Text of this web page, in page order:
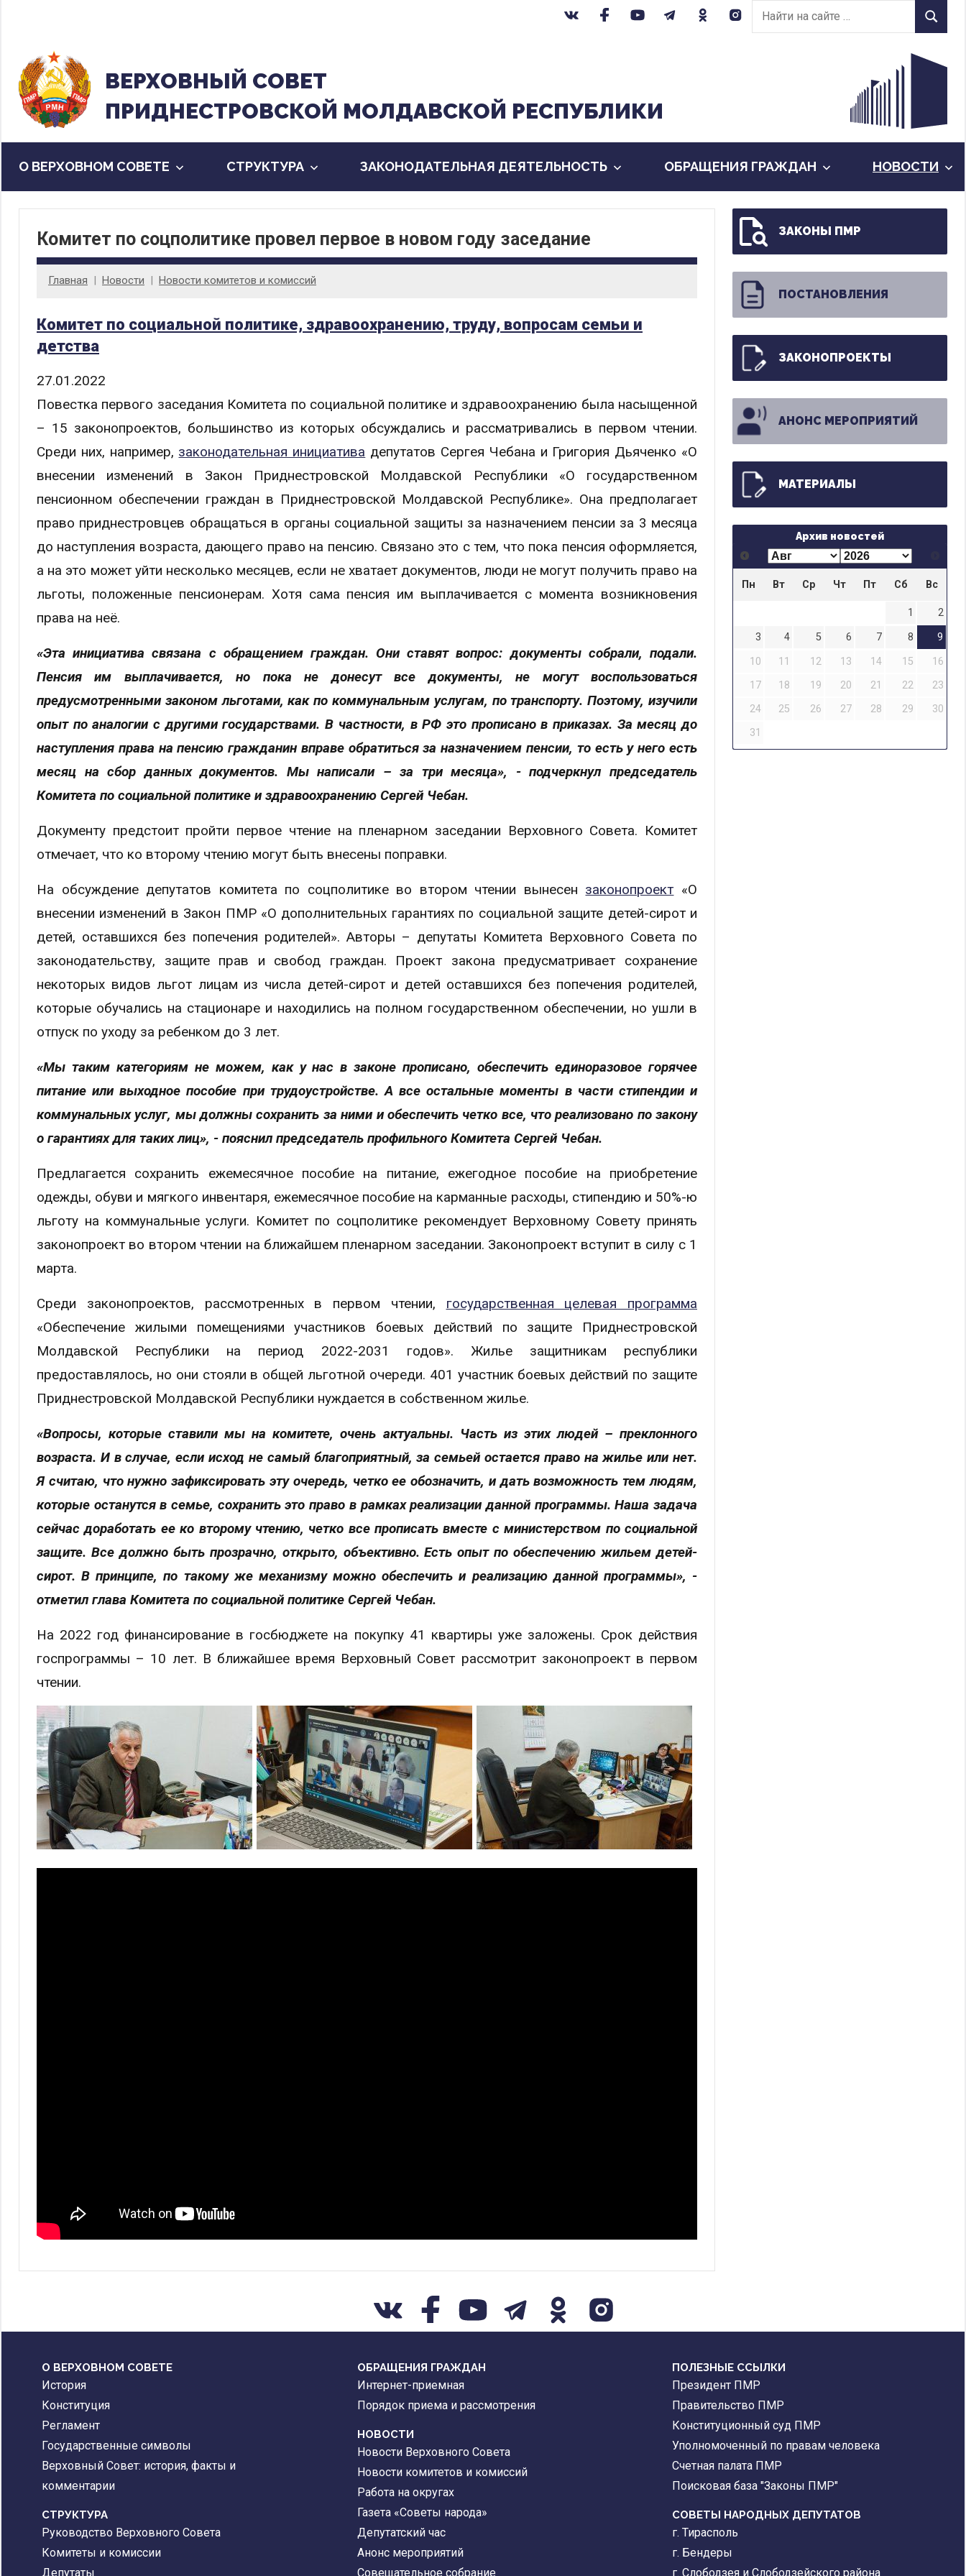
содержанию
Найти
на
Найти
ВЕРХОВНЫЙ CОВЕТ
ПРИДНЕСТРОВСКОЙ МОЛДАВСКОЙ РЕСПУБЛИКИ
О ВЕРХОВНОМ СОВЕТЕ CТРУКТУРА ЗАКОНОДАТЕЛЬНАЯ ДЕЯТЕЛЬНОСТЬ ОБРАЩЕНИЯ ГРАЖДАН НОВОСТИ
Комитет по соцполитике провел первое в новом году заседание
Главная Новости Новости комитетов и комиссий
Комитет по социальной политике, здравоохранению, труду, вопросам семьи и
детства
27.01.2022
Повестка первого заседания Комитета по социальной политике и здравоохранению была насыщенной
– 15 законопроектов, большинство из которых обсуждались и рассматривались в первом чтении.
Среди них, например, законодательная инициатива депутатов Сергея Чебана и Григория Дьяченко «О
внесении изменений в Закон Приднестровской Молдавской Республики «О государственном
пенсионном обеспечении граждан в Приднестровской Молдавской Республике». Она предполагает
право приднестровцев обращаться в органы социальной защиты за назначением пенсии за 3 месяца
до наступления возраста, дающего право на пенсию. Связано это с тем, что пока пенсия оформляется,
а на это может уйти несколько месяцев, если не хватает документов, люди не могут получить право на
льготы, положенные пенсионерам. Хотя сама пенсия им выплачивается с момента возникновения
права на неё.
«Эта инициатива связана с обращением граждан. Они ставят вопрос: документы собрали, подали.
Пенсия им выплачивается, но пока не донесут все документы, не могут воспользоваться
предусмотренными законом льготами, как по коммунальным услугам, по транспорту. Поэтому, изучили
опыт по аналогии с другими государствами. В частности, в РФ это прописано в приказах. За месяц до
наступления права на пенсию гражданин вправе обратиться за назначением пенсии, то есть у него есть
месяц на сбор данных документов. Мы написали – за три месяца», - подчеркнул председатель
Комитета по социальной политике и здравоохранению Сергей Чебан.
Документу предстоит пройти первое чтение на пленарном заседании Верховного Совета. Комитет
отмечает, что ко второму чтению могут быть внесены поправки.
На обсуждение депутатов комитета по соцполитике во втором чтении вынесен законопроект «О
внесении изменений в Закон ПМР «О дополнительных гарантиях по социальной защите детей-сирот и
детей, оставшихся без попечения родителей». Авторы – депутаты Комитета Верховного Совета по
законодательству, защите прав и свобод граждан. Проект закона предусматривает сохранение
некоторых видов льгот лицам из числа детей-сирот и детей оставшихся без попечения родителей,
которые обучались на стационаре и находились на полном государственном обеспечении, но ушли в
отпуск по уходу за ребенком до 3 лет.
«Мы таким категориям не можем, как у нас в законе прописано, обеспечить единоразовое горячее
питание или выходное пособие при трудоустройстве. А все остальные моменты в части стипендии и
коммунальных услуг, мы должны сохранить за ними и обеспечить четко все, что реализовано по закону
о гарантиях для таких лиц», - пояснил председатель профильного Комитета Сергей Чебан.
Предлагается сохранить ежемесячное пособие на питание, ежегодное пособие на приобретение
одежды, обуви и мягкого инвентаря, ежемесячное пособие на карманные расходы, стипендию и 50%-ю
льготу на коммунальные услуги. Комитет по соцполитике рекомендует Верховному Совету принять
законопроект во втором чтении на ближайшем пленарном заседании. Законопроект вступит в силу с 1
марта.
Среди законопроектов, рассмотренных в первом чтении, государственная целевая программа
«Обеспечение жилыми помещениями участников боевых действий по защите Приднестровской
Молдавской Республики на период 2022-2031 годов». Жилье защитникам республики
предоставлялось, но они стояли в общей льготной очереди. 401 участник боевых действий по защите
Приднестровской Молдавской Республики нуждается в собственном жилье.
«Вопросы, которые ставили мы на комитете, очень актуальны. Часть из этих людей – преклонного
возраста. И в случае, если исход не самый благоприятный, за семьей остается право на жилье или нет.
Я считаю, что нужно зафиксировать эту очередь, четко ее обозначить, и дать возможность тем людям,
которые останутся в семье, сохранить это право в рамках реализации данной программы. Наша задача
сейчас доработать ее ко второму чтению, четко все прописать вместе с министерством по социальной
защите. Все должно быть прозрачно, открыто, объективно. Есть опыт по обеспечению жильем детей-
сирот. В принципе, по такому же механизму можно обеспечить и реализацию данной программы», -
отметил глава Комитета по социальной политике Сергей Чебан.
На 2022 год финансирование в госбюджете на покупку 41 квартиры уже заложены. Срок действия
госпрограммы – 10 лет. В ближайшее время Верховный Совет рассмотрит законопроект в первом
чтении.
ЗАКОНЫ ПМР
ПОСТАНОВЛЕНИЯ
ЗАКОНОПРОЕКТЫ
АНОНС МЕРОПРИЯТИЙ
МАТЕРИАЛЫ
Архив новостей
Пн Вт Ср Чт Пт Сб Вс
1
2
3
4 5 6 7 8
9
10
11 12 13 14 15
16
17
18 19 20 21 22
23
24
25 26 27 28 29
30
31
О ВЕРХОВНОМ СОВЕТЕ
История
Конституция
Регламент
Государственные символы
Верховный Совет: история, факты и
комментарии
CТРУКТУРА
Руководство Верховного Совета
Комитеты и комиссии
Депутаты
ОБРАЩЕНИЯ ГРАЖДАН
Интернет-приемная
Порядок приема и рассмотрения
НОВОСТИ
Новости Верховного Совета
Новости комитетов и комиссий
Работа на округах
Газета «Советы народа»
Депутатский час
Анонс мероприятий
Совещательное собрание
ПОЛЕЗНЫЕ ССЫЛКИ
Президент ПМР
Правительство ПМР
Конституционный суд ПМР
Уполномоченный по правам человека
Счетная палата ПМР
Поисковая база "Законы ПМР"
СОВЕТЫ НАРОДНЫХ ДЕПУТАТОВ
г. Тирасполь
г. Бендеры
г. Слободзея и Слободзейского района